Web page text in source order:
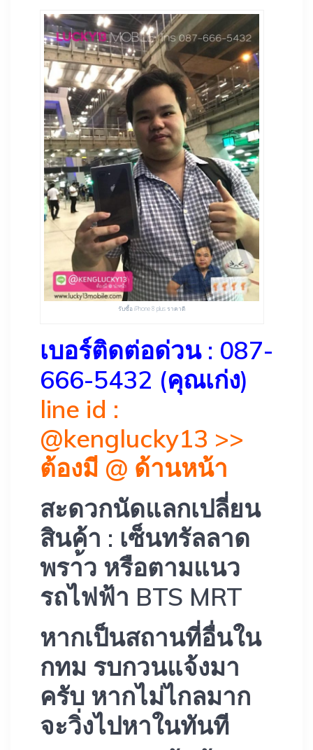
รับซื้อ iPhone 8 plus ราคาดี
เบอร์ติดต่อด่วน : 087-
666-5432 (คุณเก่ง)
line id :
@kenglucky13 >>
ต้องมี @ ด้านหน้า
สะดวกนัดแลกเปลี่ยน
สินค้า : เซ็นทรัลลาด
พรา้ว หรือตามแนว
รถไฟฟ้า BTS MRT
หากเป็นสถานที่อื่นใน
กทม รบกวนแจ้งมา
ครับ หากไม่ไกลมาก
จะวิ่งไปหาในทันที